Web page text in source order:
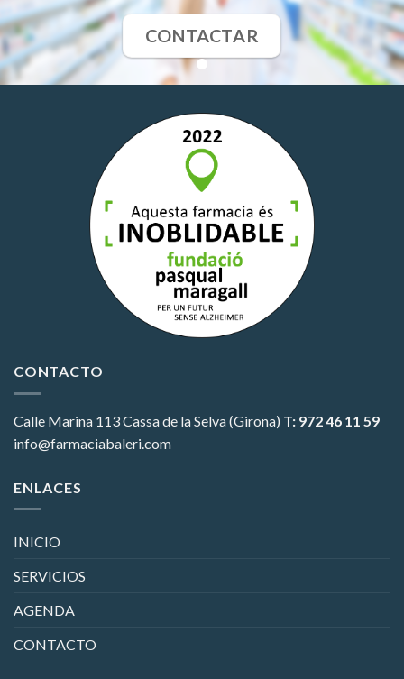
CONTACTAR
CONTACTO
Calle Marina 113Cassa de la Selva (Girona) T: 972 46 11 59
info@farmaciabaleri.com
ENLACES
INICIO
SERVICIOS
AGENDA
CONTACTO